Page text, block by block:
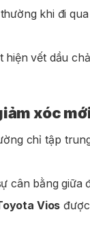
khi đi
hiện vết dầu
xóc
chỉ tập
cân bằng
Vios